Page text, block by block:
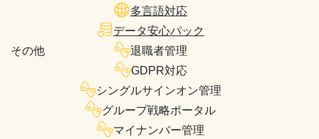
その他
多言語対応
データ安心パック
退職者管理
GDPR対応
シングルサインオン管理
グループ戦略ポータル
マイナンバー管理